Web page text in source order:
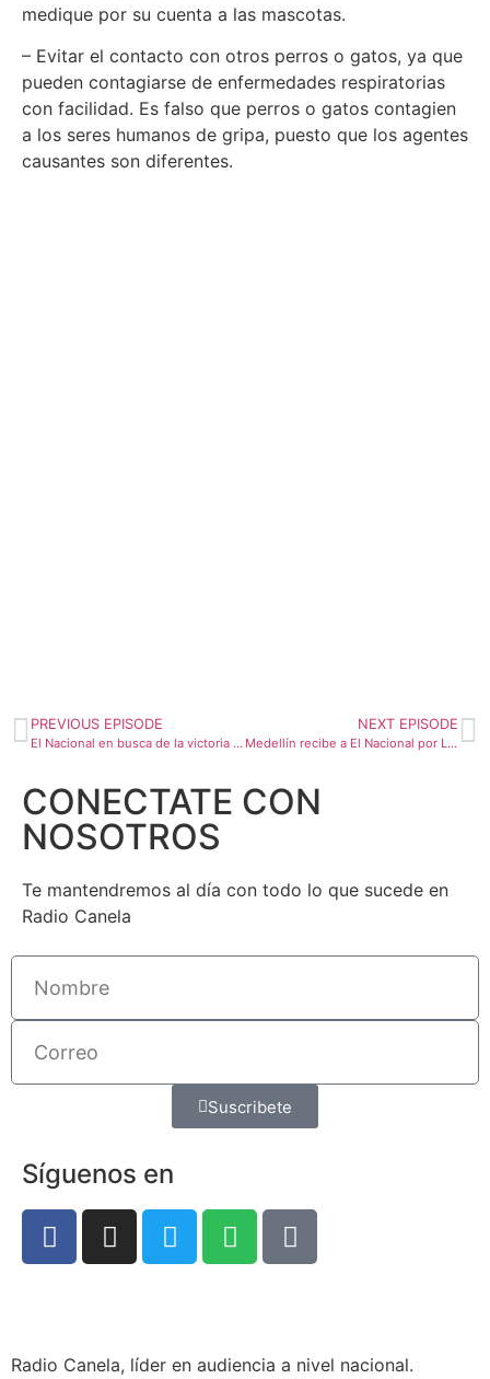
medique por su cuenta a las mascotas.
– Evitar el contacto con otros perros o gatos, ya que
pueden contagiarse de enfermedades respiratorias
con facilidad. Es falso que perros o gatos contagien
a los seres humanos de gripa, puesto que los agentes
causantes son diferentes.
PREVIOUS EPISODE
El Nacional en busca de la victoria ante el DIM
NEXT EPISODE
Medellín recibe a El Nacional por Libertadores
CONECTATE CON
NOSOTROS
Te mantendremos al día con todo lo que sucede en
Radio Canela
Suscribete
Síguenos en
Radio Canela, líder en audiencia a nivel nacional.